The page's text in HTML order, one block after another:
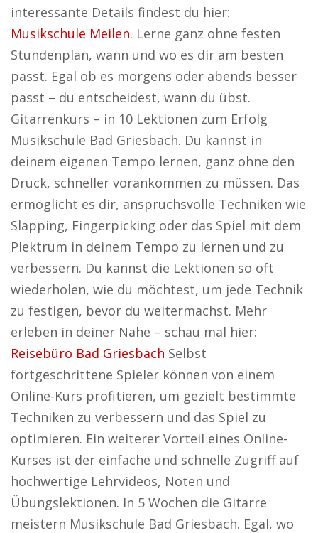
interessante Details findest du hier:
Musikschule Meilen. Lerne ganz ohne festen
Stundenplan, wann und wo es dir am besten
passt. Egal ob es morgens oder abends besser
passt – du entscheidest, wann du übst.
Gitarrenkurs – in 10 Lektionen zum Erfolg
Musikschule Bad Griesbach. Du kannst in
deinem eigenen Tempo lernen, ganz ohne den
Druck, schneller vorankommen zu müssen. Das
ermöglicht es dir, anspruchsvolle Techniken wie
Slapping, Fingerpicking oder das Spiel mit dem
Plektrum in deinem Tempo zu lernen und zu
verbessern. Du kannst die Lektionen so oft
wiederholen, wie du möchtest, um jede Technik
zu festigen, bevor du weitermachst. Mehr
erleben in deiner Nähe – schau mal hier:
Reisebüro Bad Griesbach Selbst
fortgeschrittene Spieler können von einem
Online-Kurs profitieren, um gezielt bestimmte
Techniken zu verbessern und das Spiel zu
optimieren. Ein weiterer Vorteil eines Online-
Kurses ist der einfache und schnelle Zugriff auf
hochwertige Lehrvideos, Noten und
Übungslektionen. In 5 Wochen die Gitarre
meistern Musikschule Bad Griesbach. Egal, wo